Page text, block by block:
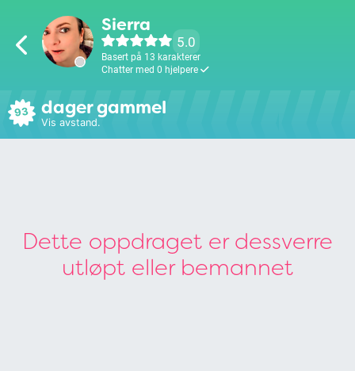
Sierra
5.0
Basert på 13 karakterer
Chatter med 0 hjelpere
93 dager gammel
Vis avstand.
Dette oppdraget er dessverre
utløpt eller bemannet